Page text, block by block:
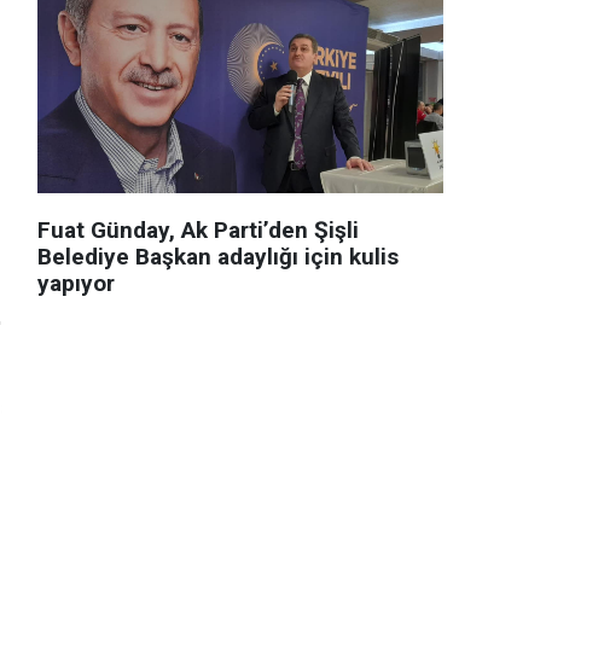
Fuat Günday, Ak Parti’den Şişli
Belediye Başkan adaylığı için kulis
yapıyor